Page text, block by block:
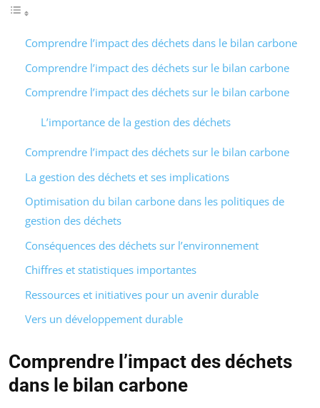
Comprendre l’impact des déchets dans le bilan carbone
Comprendre l’impact des déchets sur le bilan carbone
Comprendre l’impact des déchets sur le bilan carbone
L’importance de la gestion des déchets
Comprendre l’impact des déchets sur le bilan carbone
La gestion des déchets et ses implications
Optimisation du bilan carbone dans les politiques de
gestion des déchets
Conséquences des déchets sur l’environnement
Chiffres et statistiques importantes
Ressources et initiatives pour un avenir durable
Vers un développement durable
Comprendre l’impact des déchets
dans le bilan carbone